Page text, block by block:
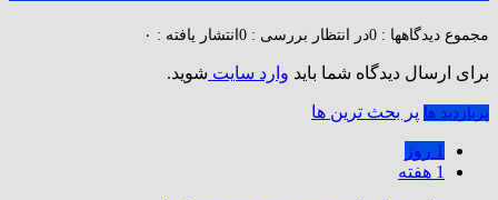
مجموع دیدگاهها : 0 در انتظار بررسی : 0 انتشار یافته : ۰
برای ارسال دیدگاه شما باید وارد سایت شوید.
پربازدید ها پر بحث ترین ها
1 روز
1 هفته